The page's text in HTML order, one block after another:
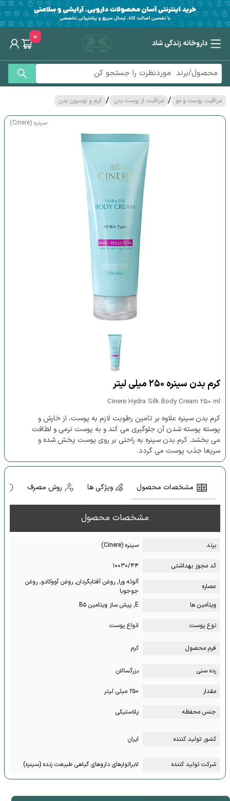
داروخانه زندگی شاد
0
مراقبت پوست و مو / مراقبت از پوست بدن / کرم و لوسیون بدن
سینره (Cinere)
کرم بدن سینره ۲۵۰ میلی لیتر
Cinere Hydra Silk Body Cream 250 ml
کرم بدن سینره علاوه بر تامین رطوبت لازم به پوست، از خارش و
پوسته پوسته شدن آن جلوگیری می کند و به پوست نرمی و لطافت
می بخشد. کرم بدن سینره به راحتی بر روی پوست پخش شده و
سریعا جذب پوست می گردد.
مشخصات محصول ویژگی ها روش مصرف
مشخصات محصول
برند سینره (Cinere)
کد مجوز بهداشتی ۱۰۰۳۰/۴۴
عصاره
آلوئه ورا, روغن آفتابگردان, روغن آووکادو, روغن
جوجوبا
ویتامین ها
E, پیش ساز ویتامین B۵
نوع پوست انواع پوست
فرم محصول کرم
رده سنی بزرگسالان
مقدار ۲۵۰ میلی لیتر
جنس محفظه پلاستیکی
کشور تولید کننده ایران
شرکت تولید کننده لابراتوارهای داروهای گیاهی طبیعت زنده (سینره)